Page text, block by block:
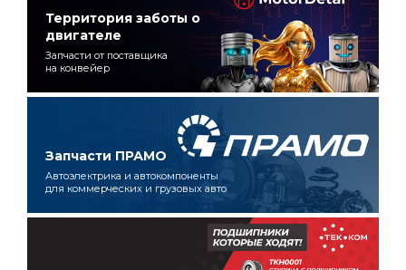
Территория заботы о
двигателе
Запчасти от поставщика
на конвейер
Запчасти ПРАМО
Автоэлектрика и автокомпоненты
для коммерческих и грузовых авто